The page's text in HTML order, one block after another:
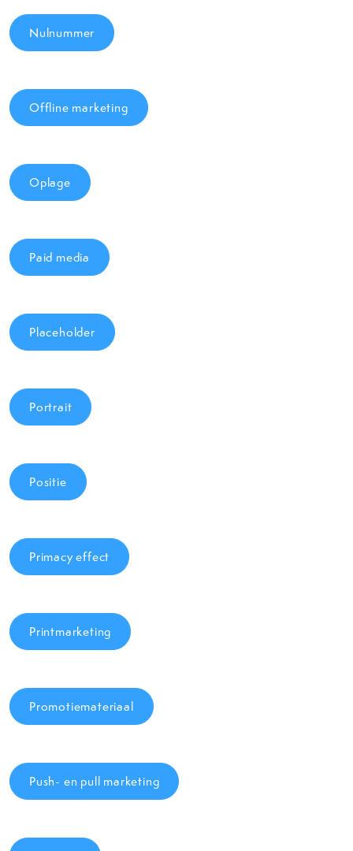
Nulnummer
Offline marketing
Oplage
Paid media
Placeholder
Portrait
Positie
Primacy effect
Printmarketing
Promotiemateriaal
Push- en pull marketing